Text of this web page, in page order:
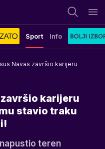
Sport Info
Navas završio karijeru
karijeru
stavio traku
teren